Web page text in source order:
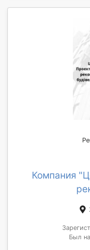
Компания
Был